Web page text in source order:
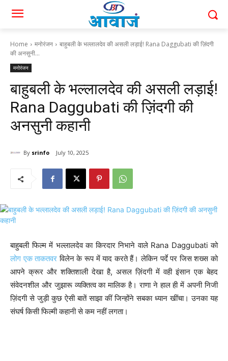
Home मनोरंजन
बाहुबली के भल्लालदेव की असली लड़ाई! Rana Daggubati की ज़िंदगी
की अनसुनी...
मनोरंजन
बाहुबली के भल्लालदेव की असली लड़ाई!
Rana Daggubati की ज़िंदगी की
अनसुनी कहानी
By srinfo July 10, 2025
बाहुबली फिल्म में भल्लालदेव का किरदार निभाने वाले Rana Daggubati को
लोग एक ताकतवर विलेन के रूप में याद करते हैं। लेकिन पर्दे पर जिस शख्स को
आपने क्रूर और शक्तिशाली देखा है, असल ज़िंदगी में वही इंसान एक बेहद
संवेदनशील और जुझारू व्यक्तित्व का मालिक है। राणा ने हाल ही में अपनी निजी
ज़िंदगी से जुड़ी कुछ ऐसी बातें साझा कीं जिन्होंने सबका ध्यान खींचा। उनका यह
संघर्ष किसी फिल्मी कहानी से कम नहीं लगता।